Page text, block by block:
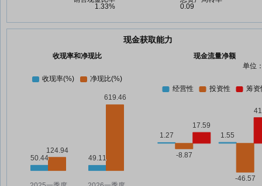
现金获取能力
收现率和净现比
现金流量净额
单位